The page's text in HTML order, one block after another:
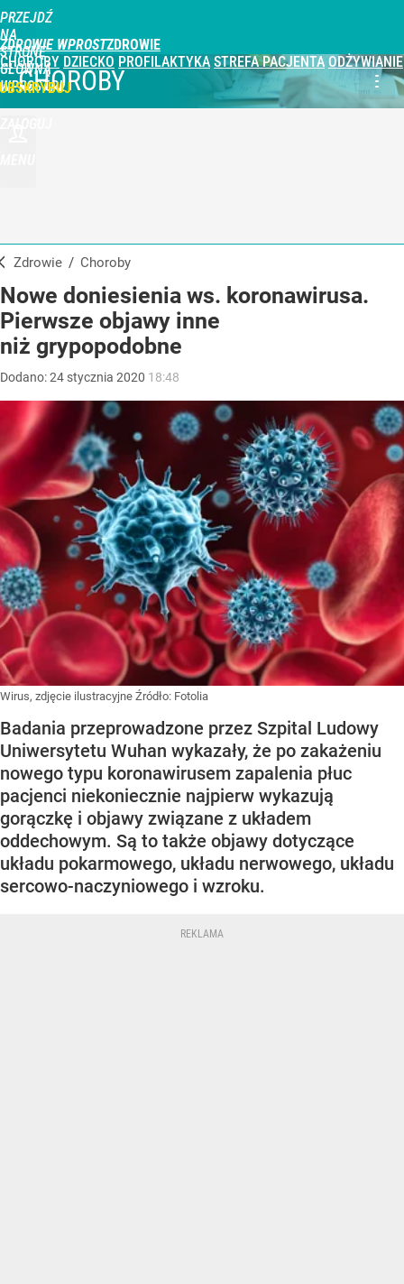
PRZEJDŹ
NA
STRONĘ
GŁÓWNĄ
WPROST.PL
ZDROWIE WPROST
CHOROBY DZIECKO PROFILAKTYKA STREFA PACJENTA ODŻYWIANIE
CHOROBY
Zdrowie / Choroby
Nowe doniesienia ws. koronawirusa.
Pierwsze objawy inne
niż grypopodobne
Dodano:24 stycznia 2020 18:48
Wirus, zdjęcie ilustracyjne Źródło: Fotolia
Badania przeprowadzone przez Szpital Ludowy
Uniwersytetu Wuhan wykazały, że po zakażeniu
nowego typu koronawirusem zapalenia płuc
pacjenci niekoniecznie najpierw wykazują
gorączkę i objawy związane z układem
oddechowym. Są to także objawy dotyczące
układu pokarmowego, układu nerwowego, układu
sercowo-naczyniowego i wzroku.